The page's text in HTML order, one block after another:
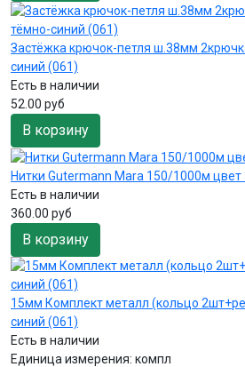
Застёжка крючок-петля ш.38мм
синий (061)
Есть в наличии
52.00 руб
В корзину
Нитки Gutermann Mara 150/1000м
Есть в наличии
360.00 руб
В корзину
15мм Комплект металл (кольцо
синий (061)
Есть в наличии
Единица измерения: компл